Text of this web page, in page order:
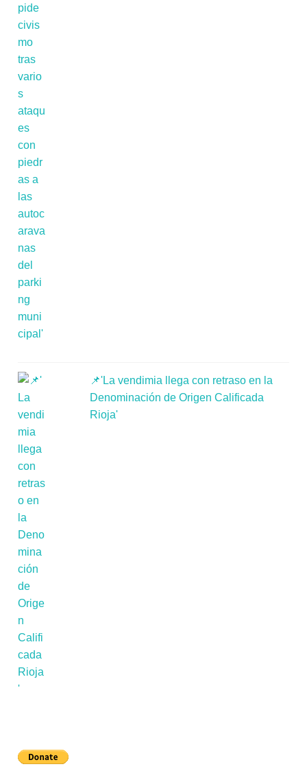
📌'La vendimia llega con retraso en la
Denominación de Origen Calificada
Rioja'